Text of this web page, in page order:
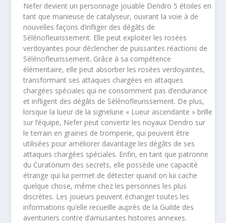
Nefer devient un personnage jouable Dendro 5 étoiles en
tant que manieuse de catalyseur, ouvrant la voie à de
nouvelles façons d’infliger des dégâts de
Sélénofleurissement. Elle peut exploiter les rosées
verdoyantes pour déclencher de puissantes réactions de
Sélénofleurissement. Grâce à sa compétence
élémentaire, elle peut absorber les rosées verdoyantes,
transformant ses attaques chargées en attaques
chargées spéciales qui ne consomment pas d’endurance
et infligent des dégâts de Sélénofleurissement. De plus,
lorsque la lueur de la signelune « Lueur ascendante » brille
sur l’équipe, Nefer peut convertir les noyaux Dendro sur
le terrain en graines de tromperie, qui peuvent être
utilisées pour améliorer davantage les dégâts de ses
attaques chargées spéciales. Enfin, en tant que patronne
du Curatorium des secrets, elle possède une capacité
étrange qui lui permet de détecter quand on lui cache
quelque chose, même chez les personnes les plus
discrètes. Les joueurs peuvent échanger toutes les
informations qu’elle recueille auprès de la Guilde des
aventuriers contre d’amusantes histoires annexes.